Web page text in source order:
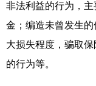
非法利益的行为，
金；编造未曾发生
大损失程度，骗取
的行为等。